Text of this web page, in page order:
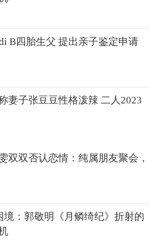
B四胎生父 提出亲子鉴定申请
妻子张豆豆性格泼辣 二人2023
双双否认恋情：纯属朋友聚会，
境：郭敬明《月鳞绮纪》折射的